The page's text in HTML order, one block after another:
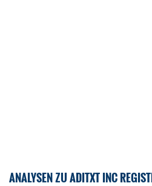
ANALYSEN ZU ADITXT INC